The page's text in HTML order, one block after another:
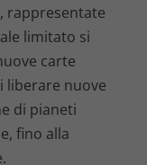
rappresentate
limitato si
carte
liberare nuove
di pianeti
fino alla